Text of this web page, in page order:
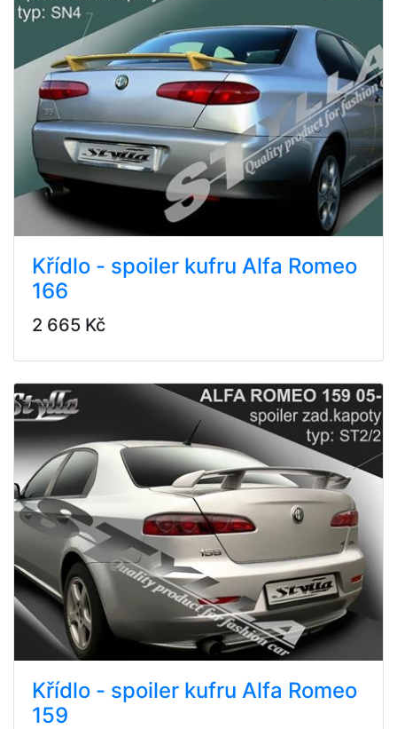
Křídlo - spoiler kufru Alfa Romeo
166
2 665 Kč
Křídlo - spoiler kufru Alfa Romeo
159